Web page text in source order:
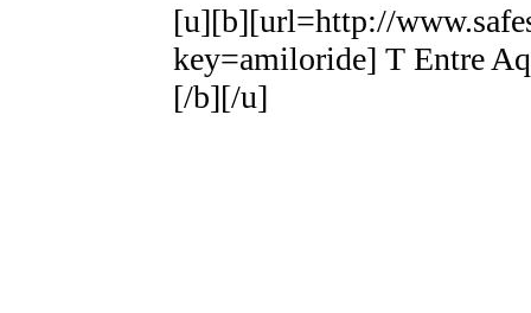
[u][b][url=http://
key=amiloride] Т Entre
[/b][/u]